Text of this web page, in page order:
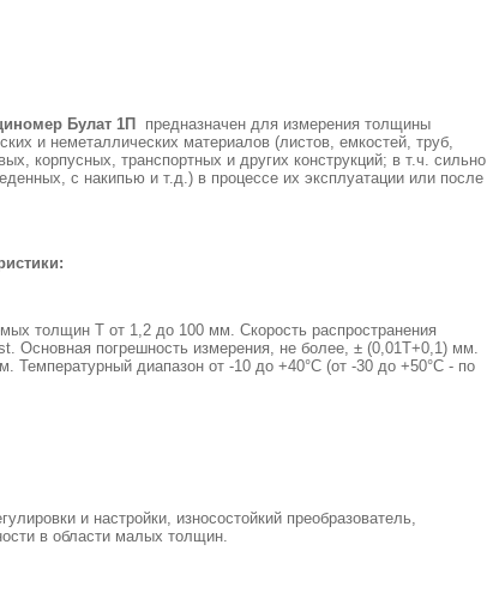
Булат 1П
предназначен для измерения толщины
и неметаллических материалов (листов, емкостей, труб,
корпусных, транспортных и других конструкций; в т.ч. сильно
с накипью и т.д.) в процессе их эксплуатации или после
толщин Т от 1,2 до 100 мм. Скорость распространения
Основная погрешность измерения, не более, ± (0,01Т+0,1) мм.
Температурный диапазон от -10 до +40°С (от -30 до +50°С - по
и настройки, износостойкий преобразователь,
в области малых толщин.